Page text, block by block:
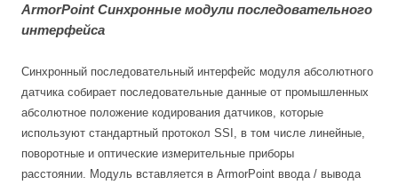
ArmorPoint Синхронные модули последовательного
интерфейса
Синхронный последовательный интерфейс модуля абсолютного
датчика собирает последовательные данные от промышленных
абсолютное положение кодирования датчиков, которые
используют стандартный протокол SSI, в том числе линейные,
поворотные и оптические измерительные приборы
расстоянии. Модуль вставляется в ArmorPoint ввода / вывода